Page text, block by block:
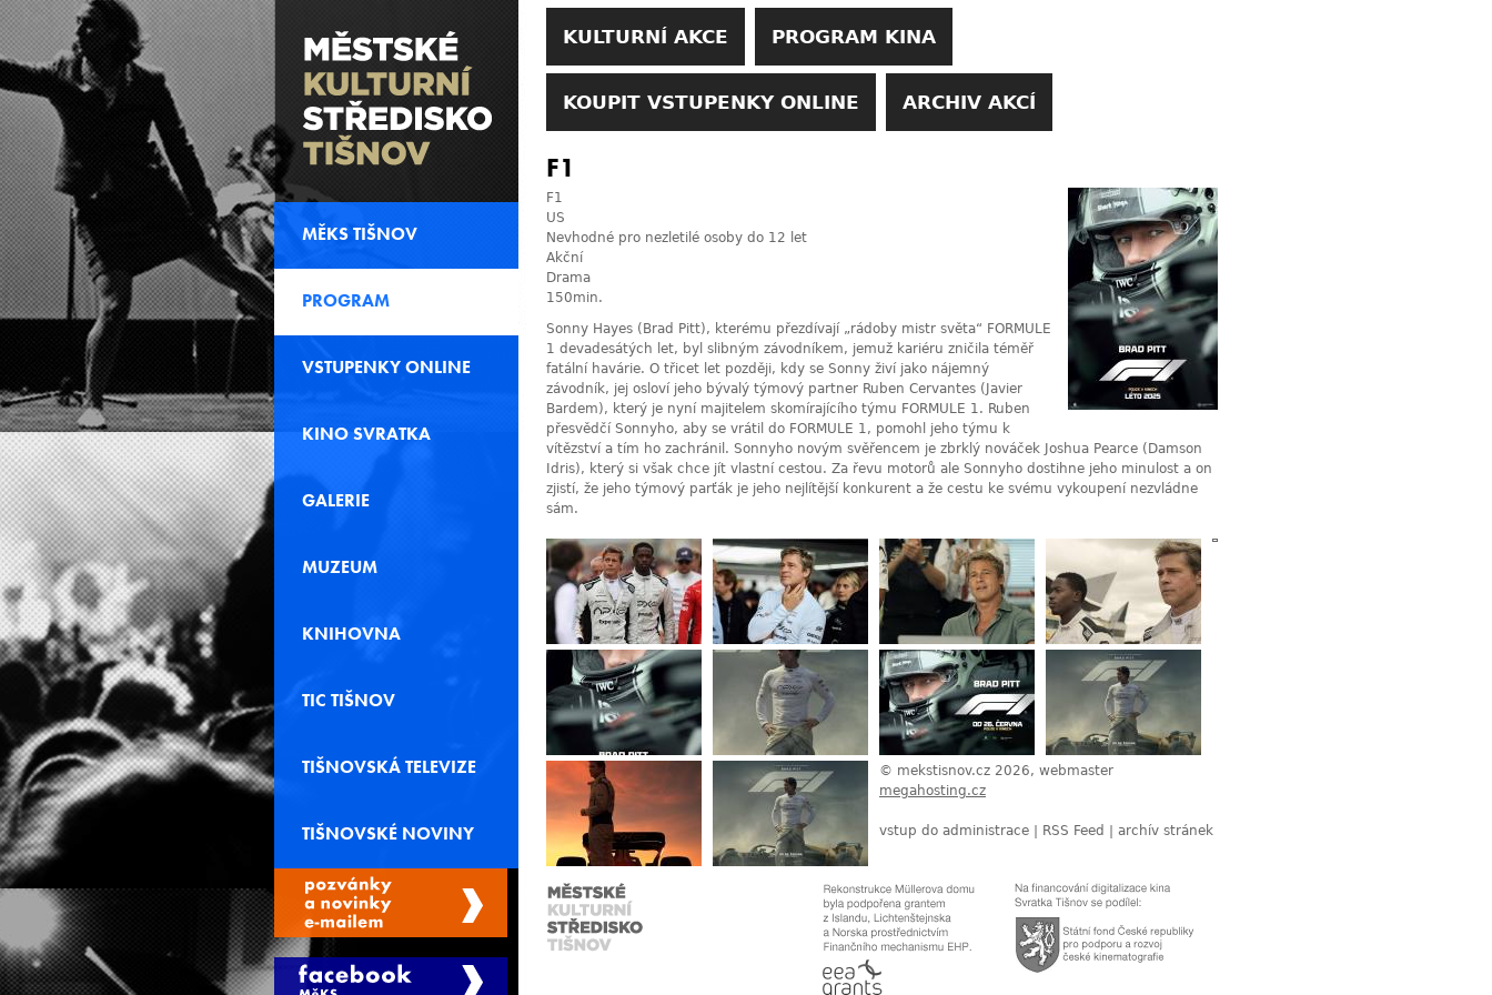
KULTURNÍ AKCE PROGRAM KINA
KOUPIT VSTUPENKY ONLINE ARCHIV AKCÍ
F1
F1
US
Nevhodné pro nezletilé osoby do 12 let
Akční
Drama
150min.
Sonny Hayes (Brad Pitt), kterému přezdívají „rádoby mistr světa“ FORMULE
1 devadesátých let, byl slibným závodníkem, jemuž kariéru zničila téměř
fatální havárie. O třicet let později, kdy se Sonny živí jako nájemný
závodník, jej osloví jeho bývalý týmový partner Ruben Cervantes (Javier
Bardem), který je nyní majitelem skomírajícího týmu FORMULE 1. Ruben
přesvědčí Sonnyho, aby se vrátil do FORMULE 1, pomohl jeho týmu k
vítězství a tím ho zachránil. Sonnyho novým svěřencem je zbrklý nováček Joshua Pearce (Damson
Idris), který si však chce jít vlastní cestou. Za řevu motorů ale Sonnyho dostihne jeho minulost a on
zjistí, že jeho týmový parťák je jeho nejlítější konkurent a že cestu ke svému vykoupení nezvládne
sám.
© mekstisnov.cz 2026, webmaster
megahosting.cz
vstup do administrace RSS Feed archív stránek
MĚKS TIŠNOV
PROGRAM
VSTUPENKY ONLINE
KINO SVRATKA
GALERIE
MUZEUM
KNIHOVNA
TIC TIŠNOV
TIŠNOVSKÁ TELEVIZE
TIŠNOVSKÉ NOVINY